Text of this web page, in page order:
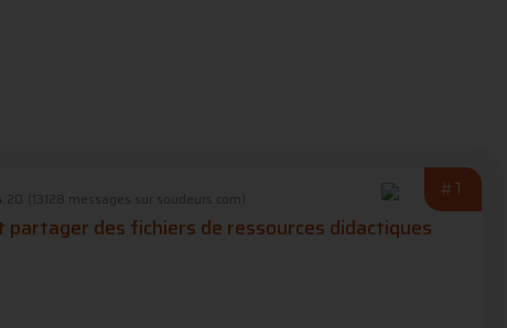
#1
(13128 messages sur soudeurs.com)
des fichiers de ressources didactiques